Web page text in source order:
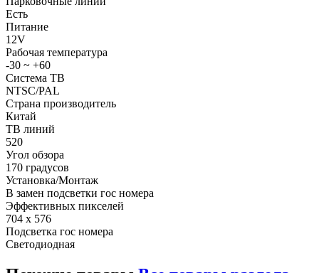
Есть
Питание
12V
Рабочая температура
-30 ~ +60
Система ТВ
NTSC/PAL
Страна производитель
Китай
ТВ линий
520
Угол обзора
170 градусов
Установка/Монтаж
В замен подсветки гос номера
Эффективных пикселей
704 x 576
Подсветка гос номера
Светодиодная